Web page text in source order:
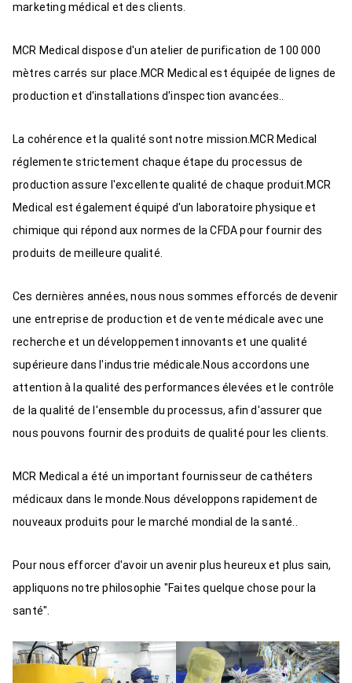
marketing médical et des clients.
MCR Medical dispose d'un atelier de purification de 100 000
mètres carrés sur place.MCR Medical est équipée de lignes de
production et d'installations d'inspection avancées..
La cohérence et la qualité sont notre mission.MCR Medical
réglemente strictement chaque étape du processus de
production assure l'excellente qualité de chaque produit.MCR
Medical est également équipé d'un laboratoire physique et
chimique qui répond aux normes de la CFDA pour fournir des
produits de meilleure qualité.
Ces dernières années, nous nous sommes efforcés de devenir
une entreprise de production et de vente médicale avec une
recherche et un développement innovants et une qualité
supérieure dans l'industrie médicale.Nous accordons une
attention à la qualité des performances élevées et le contrôle
de la qualité de l'ensemble du processus, afin d'assurer que
nous pouvons fournir des produits de qualité pour les clients.
MCR Medical a été un important fournisseur de cathéters
médicaux dans le monde.Nous développons rapidement de
nouveaux produits pour le marché mondial de la santé..
Pour nous efforcer d'avoir un avenir plus heureux et plus sain,
appliquons notre philosophie "Faites quelque chose pour la
santé".